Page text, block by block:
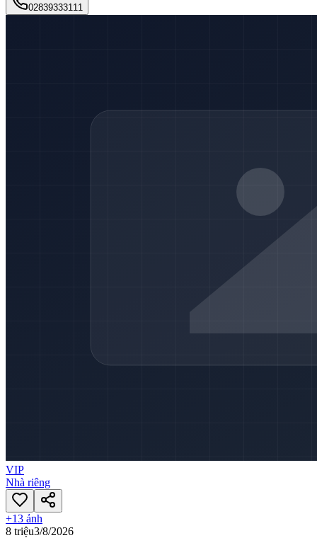
02839333111
VIP
Nhà riêng
+13 ảnh
8 triệu3/8/2026